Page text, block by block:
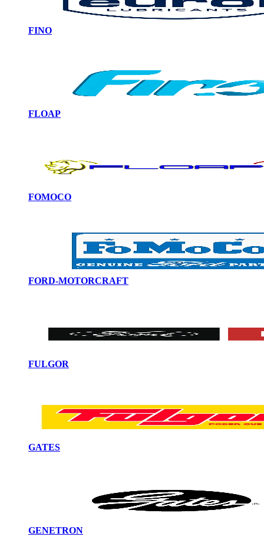
FINO
FLOAP
FOMOCO
FORD-MOTORCRAFT
FULGOR
GATES
GENETRON